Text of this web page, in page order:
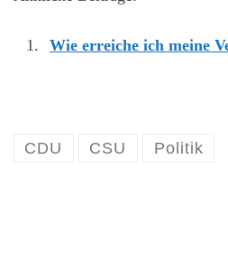
Wie erreiche ich meine
CDU CSU Politik